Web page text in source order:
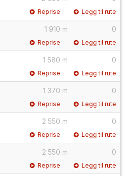
Reprise Legg til rute
1 910 m 0
Reprise Legg til rute
1 580 m 0
Reprise Legg til rute
1 370 m 0
Reprise Legg til rute
2 550 m 0
Reprise Legg til rute
2 550 m 0
Reprise Legg til rute